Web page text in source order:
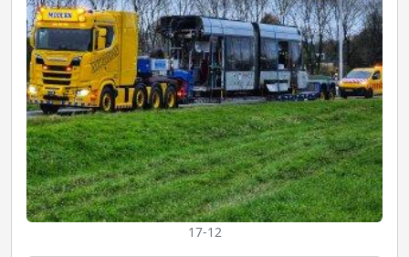
17-12